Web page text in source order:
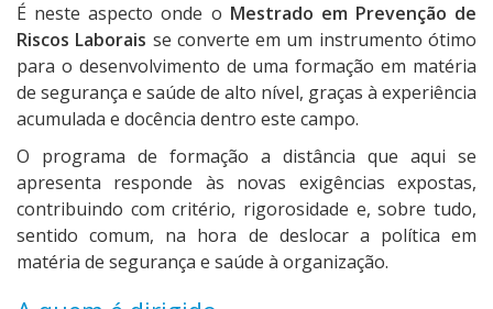
É neste aspecto onde o Mestrado em Prevenção de
Riscos Laborais se converte em um instrumento ótimo
para o desenvolvimento de uma formação em matéria
de segurança e saúde de alto nível, graças à experiência
acumulada e docência dentro este campo.
O programa de formação a distância que aqui se
apresenta responde às novas exigências expostas,
contribuindo com critério, rigorosidade e, sobre tudo,
sentido comum, na hora de deslocar a política em
matéria de segurança e saúde à organização.